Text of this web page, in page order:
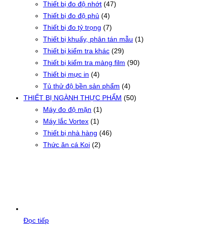
Thiết bị đo độ nhớt (47)
Thiết bị đo độ phủ (4)
Thiết bị đo tỷ trọng (7)
Thiết bị khuấy, phân tán mẫu (1)
Thiết bị kiểm tra khác (29)
Thiết bị kiểm tra màng film (90)
Thiết bị mực in (4)
Tủ thử độ bền sản phẩm (4)
THIẾT BỊ NGÀNH THỰC PHẨM (50)
Máy đo độ mặn (1)
Máy lắc Vortex (1)
Thiết bị nhà hàng (46)
Thức ăn cá Koi (2)
Đọc tiếp